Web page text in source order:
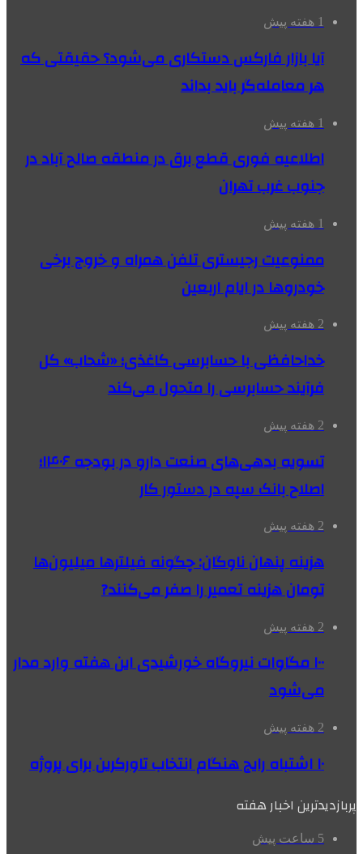
1 هفته پیش
آیا بازار فارکس دستکاری می‌شود؟ حقیقتی که
هر معامله‌گر باید بداند
1 هفته پیش
اطلاعیه فوری قطع برق در منطقه صالح آباد در
جنوب غرب تهران
1 هفته پیش
ممنوعیت رجیستری تلفن همراه و خروج برخی
خودروها در ایام اربعین
2 هفته پیش
خداحافظی با حسابرسی کاغذی؛ «شحاب» کل
فرآیند حسابرسی را متحول می‌کند
2 هفته پیش
تسویه بدهی‌های صنعت دارو در بودجه ۱۴۰۶؛
اصلاح بانک سپه در دستور کار
2 هفته پیش
هزینه پنهان ناوگان: چگونه فیلترها میلیون‌ها
تومان هزینه تعمیر را صفر می‌کنند?
2 هفته پیش
۱۰۰ مگاوات نیروگاه‌ خورشیدی این هفته وارد مدار
می‌شود
2 هفته پیش
۱۰ اشتباه رایج هنگام انتخاب تاورکرین برای پروژه
پربازدیدترین اخبار هفته
5 ساعت پیش